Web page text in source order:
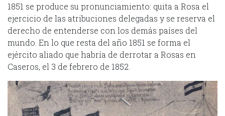
1851 se produce su pronunciamiento: quita a Rosa el
ejercicio de las atribuciones delegadas y se reserva el
derecho de entenderse con los demás países del
mundo. En lo que resta del año 1851 se forma el
ejército aliado que habría de derrotar a Rosas en
Caseros, el 3 de febrero de 1852.